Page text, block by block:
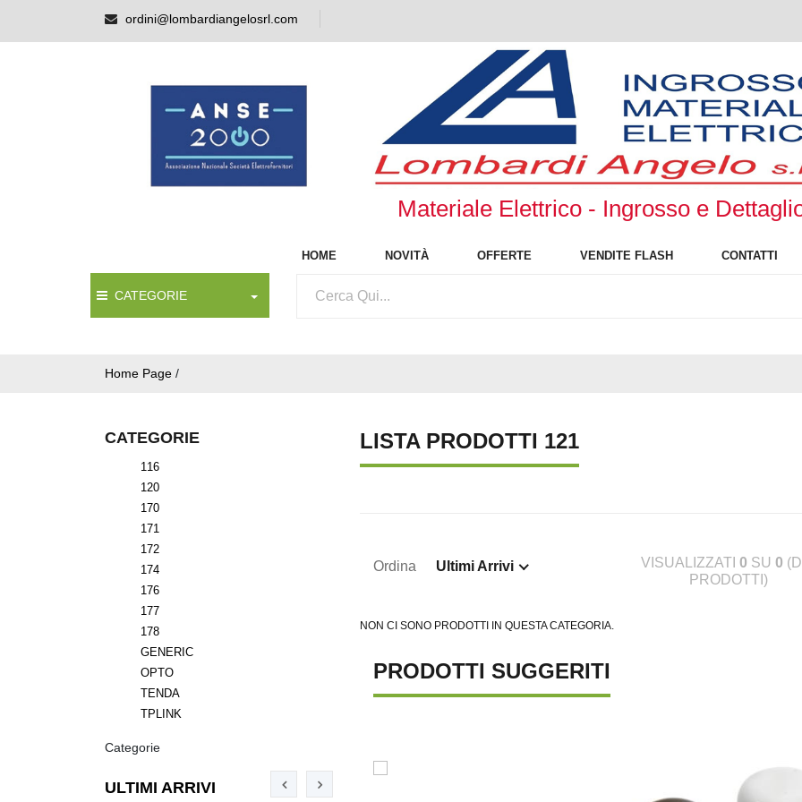
ordini@lombardiangelosrl.com
Materiale Elettrico - Ingrosso e
HOME NOVITÀ OFFERTE VENDITE FLASH CONTATTI
CATEGORIE
Home Page /
CATEGORIE
116
120
170
171
172
174
176
177
178
GENERIC
OPTO
TENDA
TPLINK
Categorie
ULTIMI ARRIVI
LISTA PRODOTTI 121
Ordina Ultimi Arrivi VISUALIZZATI 0 SU 0
PRODOTTI)
NON CI SONO PRODOTTI IN QUESTA CATEGORIA.
PRODOTTI SUGGERITI